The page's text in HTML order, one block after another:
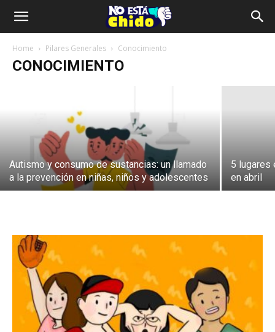
Home Pilares Generales Conocimiento
CONOCIMIENTO
Día Mundial del Cerebro: cuidar tu
mente comienza con decisiones
saludables
Digital CC - 22 julio, 2026
Autismo y consumo de sustancias: un llamado
a la prevención en niñas, niños y adolescentes
5 lugares
en abril